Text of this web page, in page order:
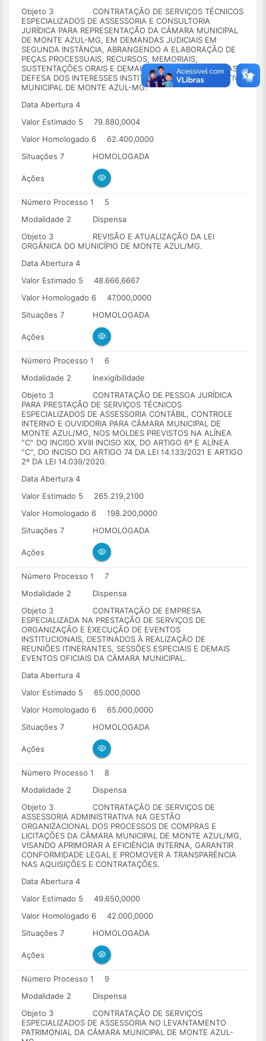
Objeto 3
CONTRATAÇÃO DE SERVIÇOS TÉCNICOS
ESPECIALIZADOS DE ASSESSORIA E CONSULTORIA
JURÍDICA PARA REPRESENTAÇÃO DA CÂMARA MUNICIPAL
DE MONTE AZUL-MG, EM DEMANDAS JUDICIAIS EM
SEGUNDA INSTÂNCIA, ABRANGENDO A ELABORAÇÃO DE
PEÇAS PROCESSUAIS, RECURSOS, MEMORIAIS,
SUSTENTAÇÕES ORAIS E DEMAIS MEDIDAS NECESSÁRIAS À
DEFESA DOS INTERESSES INSTITUCIONAIS DO LEGISLATIVO
MUNICIPAL DE MONTE AZUL-MG.
Data Abertura 4
Valor Estimado 5
79.880,0004
Valor Homologado 6
62.400,0000
Situações 7
HOMOLOGADA
Ações
Número Processo 1
5
Modalidade 2
Dispensa
Objeto 3
REVISÃO E ATUALIZAÇÃO DA LEI
ORGÂNICA DO MUNICÍPIO DE MONTE AZUL/MG.
Data Abertura 4
Valor Estimado 5
48.666,6667
Valor Homologado 6
47.000,0000
Situações 7
HOMOLOGADA
Ações
Número Processo 1
6
Modalidade 2
Inexigibilidade
Objeto 3
CONTRATAÇÃO DE PESSOA JURÍDICA
PARA PRESTAÇÃO DE SERVIÇOS TÉCNICOS
ESPECIALIZADOS DE ASSESSORIA CONTÁBIL, CONTROLE
INTERNO E OUVIDORIA PARA CÂMARA MUNICIPAL DE
MONTE AZUL/MG, NOS MOLDES PREVISTOS NA ALÍNEA
"C" DO INCISO XVIII INCISO XIX, DO ARTIGO 6º E ALÍNEA
"C", DO INCISO DO ARTIGO 74 DA LEI 14.133/2021 E ARTIGO
2º DA LEI 14.039/2020.
Data Abertura 4
Valor Estimado 5
265.219,2100
Valor Homologado 6
198.200,0000
Situações 7
HOMOLOGADA
Ações
Número Processo 1
7
Modalidade 2
Dispensa
Objeto 3
CONTRATAÇÃO DE EMPRESA
ESPECIALIZADA NA PRESTAÇÃO DE SERVIÇOS DE
ORGANIZAÇÃO E EXECUÇÃO DE EVENTOS
INSTITUCIONAIS, DESTINADOS À REALIZAÇÃO DE
REUNIÕES ITINERANTES, SESSÕES ESPECIAIS E DEMAIS
EVENTOS OFICIAIS DA CÂMARA MUNICIPAL.
Data Abertura 4
Valor Estimado 5
65.000,0000
Valor Homologado 6
65.000,0000
Situações 7
HOMOLOGADA
Ações
Número Processo 1
8
Modalidade 2
Dispensa
Objeto 3
CONTRATAÇÃO DE SERVIÇOS DE
ASSESSORIA ADMINISTRATIVA NA GESTÃO
ORGANIZACIONAL DOS PROCESSOS DE COMPRAS E
LICITAÇÕES DA CÂMARA MUNICIPAL DE MONTE AZUL/MG,
VISANDO APRIMORAR A EFICIÊNCIA INTERNA, GARANTIR
CONFORMIDADE LEGAL E PROMOVER A TRANSPARÉNCIA
NAS AQUISIÇÕES E CONTRATAÇÕES.
Data Abertura 4
Valor Estimado 5
49.650,0000
Valor Homologado 6
42.000,0000
Situações 7
HOMOLOGADA
Ações
Número Processo 1
9
Modalidade 2
Dispensa
Objeto 3
CONTRATAÇÃO DE SERVIÇOS
ESPECIALIZADOS DE ASSESSORIA NO LEVANTAMENTO
PATRIMONIAL DA CÂMARA MUNICIPAL DE MONTE AZUL-